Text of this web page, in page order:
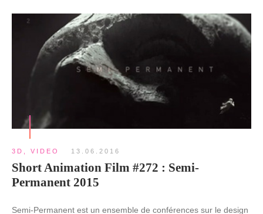
3D VIDEO 13.06.2016
Short Animation Film #272 : Semi-
Permanent 2015
Semi-Permanent est un ensemble de conférences sur le design